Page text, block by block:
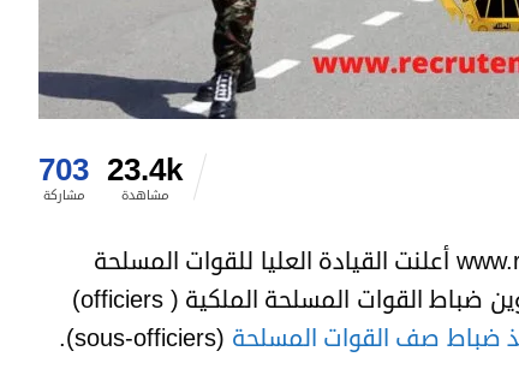
703
مشاركة
23.4k
مشاهدة
عبر الموقع الإلكتروني www.recrutement.far.ma أعلنت القيادة العليا للقوات المسلحة
الملكية عن افتتاح مباريات ولوج مدارس تكوين ضباط القوات المسلحة الملكية ( officiers)
ضباط صف القوات المسلحة (sous-officiers).